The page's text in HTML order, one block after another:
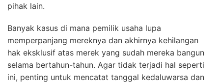
pihak lain.
Banyak kasus di mana pemilik usaha lupa
memperpanjang mereknya dan akhirnya kehilangan
hak eksklusif atas merek yang sudah mereka bangun
selama bertahun-tahun. Agar tidak terjadi hal seperti
ini, penting untuk mencatat tanggal kedaluwarsa dan